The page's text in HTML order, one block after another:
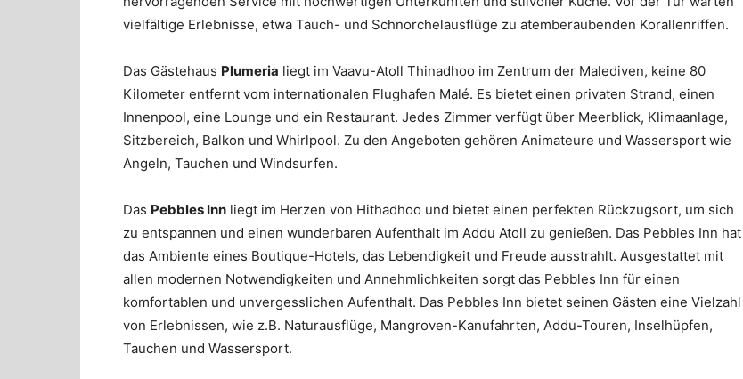
vielfältige Erlebnisse, etwa Tauch- und Schnorchelausflüge zu atemberaubenden Korallenriffen.
Das Gästehaus Plumeria liegt im Vaavu-Atoll Thinadhoo im Zentrum der Malediven, keine 80
Kilometer entfernt vom internationalen Flughafen Malé. Es bietet einen privaten Strand, einen
Innenpool, eine Lounge und ein Restaurant. Jedes Zimmer verfügt über Meerblick, Klimaanlage,
Sitzbereich, Balkon und Whirlpool. Zu den Angeboten gehören Animateure und Wassersport wie
Angeln, Tauchen und Windsurfen.
Das Pebbles Inn liegt im Herzen von Hithadhoo und bietet einen perfekten Rückzugsort, um sich
zu entspannen und einen wunderbaren Aufenthalt im Addu Atoll zu genießen. Das Pebbles Inn hat
das Ambiente eines Boutique-Hotels, das Lebendigkeit und Freude ausstrahlt. Ausgestattet mit
allen modernen Notwendigkeiten und Annehmlichkeiten sorgt das Pebbles Inn für einen
komfortablen und unvergesslichen Aufenthalt. Das Pebbles Inn bietet seinen Gästen eine Vielzahl
von Erlebnissen, wie z.B. Naturausflüge, Mangroven-Kanufahrten, Addu-Touren, Inselhüpfen,
Tauchen und Wassersport.